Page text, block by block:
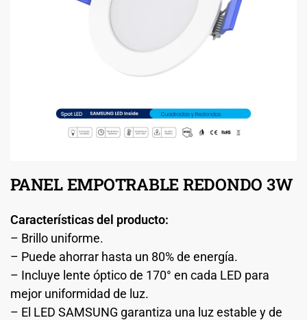
PANEL EMPOTRABLE REDONDO 3W
Características del producto:
– Brillo uniforme.
– Puede ahorrar hasta un 80% de energía.
– Incluye lente óptico de 170° en cada LED para
mejor uniformidad de luz.
– El LED SAMSUNG garantiza una luz estable y de